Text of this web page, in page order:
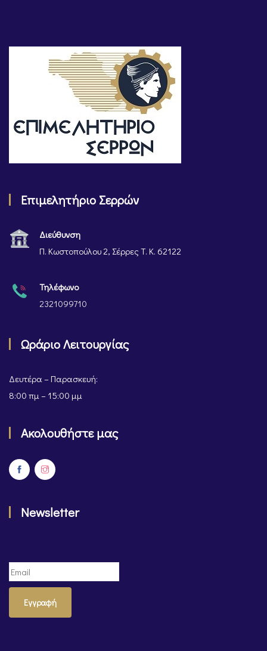
Επιμελητήριο Σερρών
Διεύθυνση
Π. Κωστοπούλου 2, Σέρρες Τ. Κ. 62122
Τηλέφωνο
2321099710
Ωράριο Λειτουργίας
Δευτέρα – Παρασκευή:
8:00 πμ – 15:00 μμ
Ακολουθήστε μας
Newsletter
Εγγραφή